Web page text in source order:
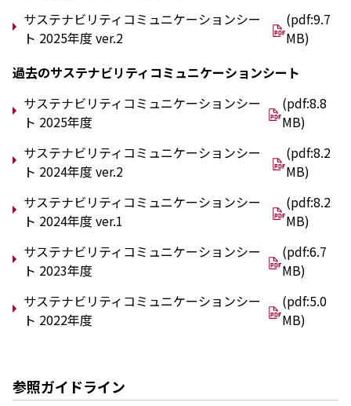
IR（投資家情報）
IRライブラリー
個人株主・投資家の皆様へ
株主・株式情報
財務情報
サステナビリティ
トップメッセージ
統合報告書
社会
ガバナンス
社会貢献活動
アスリート支援
サステナビリティコミュニケーションシー
ト 2025年度 ver.2
(pdf:9.7
MB)
過去のサステナビリティコミュニケーションシート
サステナビリティコミュニケーションシー
ト 2025年度
(pdf:8.8
MB)
サステナビリティコミュニケーションシー
ト 2024年度 ver.2
(pdf:8.2
MB)
サステナビリティコミュニケーションシー
ト 2024年度 ver.1
(pdf:8.2
MB)
サステナビリティコミュニケーションシー
ト 2023年度
(pdf:6.7
MB)
サステナビリティコミュニケーションシー
ト 2022年度
(pdf:5.0
MB)
参照ガイドライン